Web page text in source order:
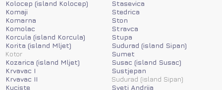
Kolocep (island Kolocep)
Komaji
Komarna
Komolac
Korcula (island Korcula)
Korita (island Mljet)
Kotor
Kozarica (island Mljet)
Krvavac I
Krvavac II
Kuciste
Stasevica
Stedrica
Ston
Stravca
Stupa
Sudurad (island Sipan)
Sumet
Susac (island Susac)
Sustjepan
Sudurad (island Sipan)
Sveti Andrija